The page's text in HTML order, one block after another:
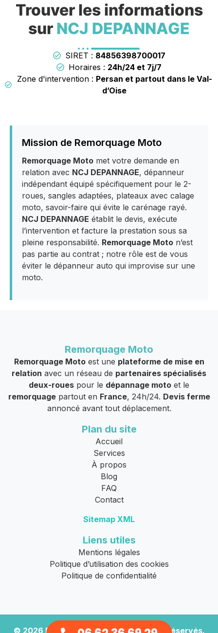
Trouver les informations
sur NCJ DEPANNAGE
SIRET : 84856398700017
Horaires : 24h/24 et 7j/7
Zone d'intervention : Persan et partout dans le Val-
d’Oise
Mission de Remorquage Moto
Remorquage Moto met votre demande en
relation avec NCJ DEPANNAGE, dépanneur
indépendant équipé spécifiquement pour le 2-
roues, sangles adaptées, plateaux avec calage
moto, savoir-faire qui évite le carénage rayé.
NCJ DEPANNAGE établit le devis, exécute
l’intervention et facture la prestation sous sa
pleine responsabilité. Remorquage Moto n’est
pas partie au contrat ; notre rôle est de vous
éviter le dépanneur auto qui improvise sur une
moto.
Remorquage Moto
Remorquage Motoest une plateforme de mise en
relation avec un réseau de partenaires spécialisés
deux-roues pour le dépannage moto et le
remorquagepartout en France, 24h/24. Devis ferme
annoncé avant tout déplacement.
Plan du site
Accueil
Services
À propos
Blog
FAQ
Contact
Sitemap XML
Liens utiles
Mentions légales
Politique d’utilisation des cookies
Politique de confidentialité
© 2026 Remorquage Moto. Tous droits réservés.